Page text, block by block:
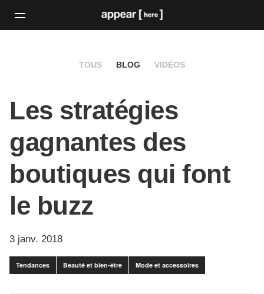
TOUS BLOG VIDÉOS
Les stratégies
gagnantes des
boutiques qui font
le buzz
3 janv. 2018
Tendances Beauté et bien-être Mode et accessoires